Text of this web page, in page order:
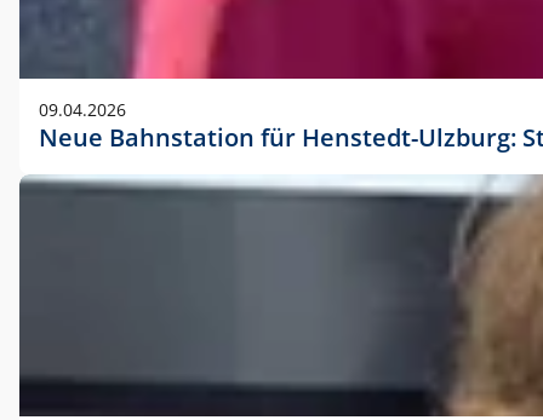
09.04.2026
Neue Bahnstation für Henstedt-Ulzburg: